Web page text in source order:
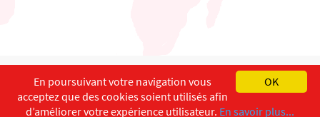
English Français
Copyright ©ISEC-AdW Aspects légaux
OK
En poursuivant votre navigation vous
acceptez que des cookies soient utilisés afin
d’améliorer votre expérience utilisateur. En savoir plus...